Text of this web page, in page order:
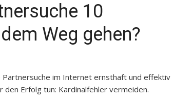
10
Weg gehen?
im Internet ernsthaft und effektiv
Erfolg tun: Kardinalfehler vermeiden.